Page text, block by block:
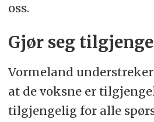
oss.
Gjør seg
Vormeland
at de voksne er
tilgjengelig for alle